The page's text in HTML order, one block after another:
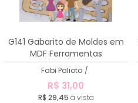
G141 Gabarito de Moldes em
MDF Ferramentas
Fabi Palioto /
R$ 31,00
R$ 29,45 à vista